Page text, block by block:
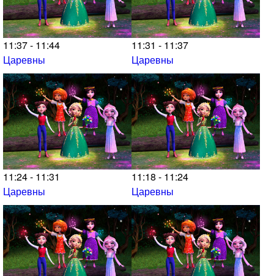
11:37 - 11:44
Царевны
11:31 - 11:37
Царевны
11:24 - 11:31
Царевны
11:18 - 11:24
Царевны